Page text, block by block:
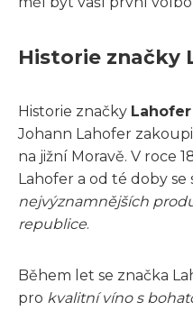
Historie značky
Historie značky Lahofer
Johann Lahofer
na jižní Moravě. V roce
Lahofer a od té doby se
nejvýznamnějších
republice.
Během let se značka
pro kvalitní víno s